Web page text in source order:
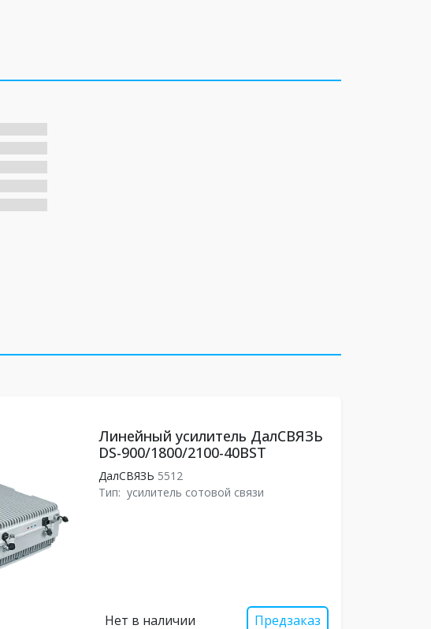
Линейный усилитель ДалСВЯЗЬ
DS-900/1800/2100-40BST
ДалСВЯЗЬ 5512
Тип: усилитель сотовой связи
Нет в наличии Предзаказ